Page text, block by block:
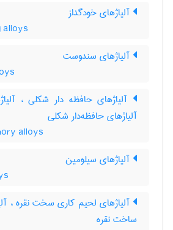
آلیاژهای خودگداز
آلیاژهای سندوست
آلیاژهای حافظه دار شکلی ،
آلیاژهای حافظه‌دار شکلی
alloys
آلیاژهای سیلومین
آلیاژهای لحیم کاری سخت نقره ،
ساخت نقره